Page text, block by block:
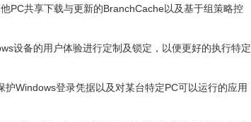
PC共享下载与更新的BranchCache以及基于组策略控
设备的用户体验进行定制及锁定，以便更好的执行特定
Windows登录凭据以及对某台特定PC可以运行的应用